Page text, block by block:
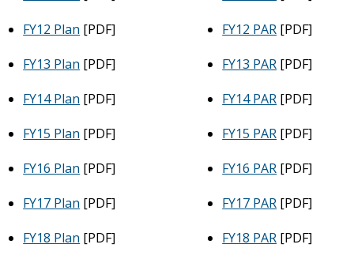
FY12 Plan [PDF] FY12 PAR [PDF]
FY13 Plan [PDF] FY13 PAR [PDF]
FY14 Plan [PDF] FY14 PAR [PDF]
FY15 Plan [PDF] FY15 PAR [PDF]
FY16 Plan [PDF] FY16 PAR [PDF]
FY17 Plan [PDF] FY17 PAR [PDF]
FY18 Plan [PDF] FY18 PAR [PDF]